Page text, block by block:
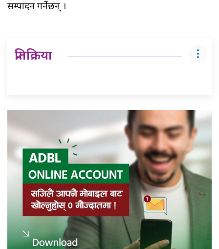
सम्पादन गर्नेछन् ।
प्रतिक्रिया